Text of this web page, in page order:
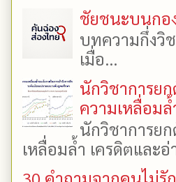
ชัยชนะบนกอ
บทความกึ่งวิ
เมื่อ...
นักวิชาการย
ความเหลื่อมล้
นักวิชาการย
เหลื่อมล้ำ เครดิตแล
30 คำถามจากคนไม่รัก